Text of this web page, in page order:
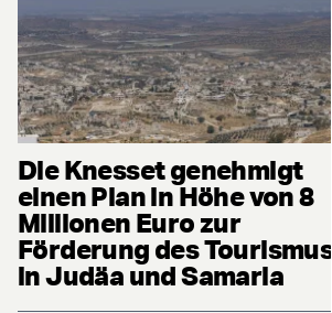
Die Knesset genehmigt
einen Plan in Höhe von 8
Millionen Euro zur
Förderung des Tourismus
in Judäa und Samaria